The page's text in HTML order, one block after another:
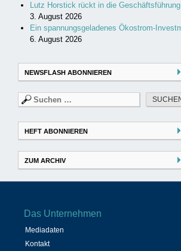
Lutz Horstick rückt in die
3. August 2026
Ein spannungsgeladenes Ökostrom-
6. August 2026
NEWSFLASH ABONNIEREN
Suchen
nach:
HEFT ABONNIEREN
ZUM ARCHIV
Das Unternehmen
Mediadaten
Kontakt